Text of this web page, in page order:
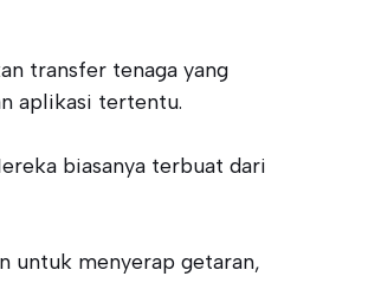
transfer tenaga yang
aplikasi tertentu.
biasanya terbuat dari
untuk menyerap getaran,